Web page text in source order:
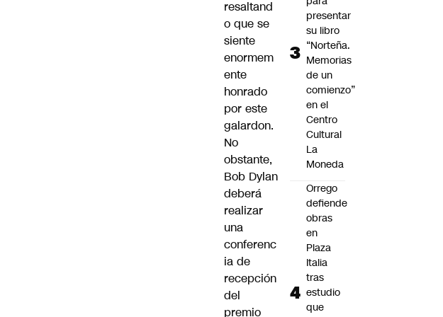
resaltand
o que se
siente
enormem
ente
honrado
por este
galardon.
No
obstante,
Bob Dylan
deberá
realizar
una
conferenc
ia de
recepción
del
premio
presentar
su libro
“Norteña.
Memorias
de un
comienzo”
en el
Centro
Cultural
La
Moneda
Orrego
defiende
obras
en
Plaza
Italia
tras
estudio
que